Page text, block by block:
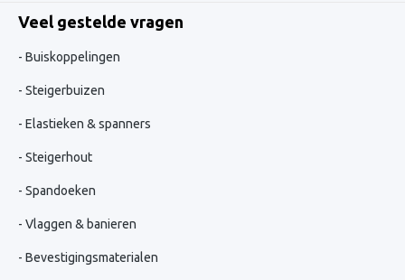
Veel gestelde vragen
Buiskoppelingen
Steigerbuizen
Elastieken & spanners
Steigerhout
Spandoeken
Vlaggen & banieren
Bevestigingsmaterialen